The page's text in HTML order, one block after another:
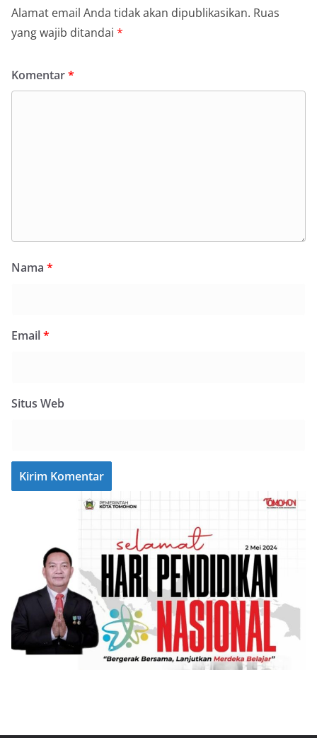
Alamat email Anda tidak akan dipublikasikan. Ruas
yang wajib ditandai *
Komentar*
Nama *
Email*
Situs Web